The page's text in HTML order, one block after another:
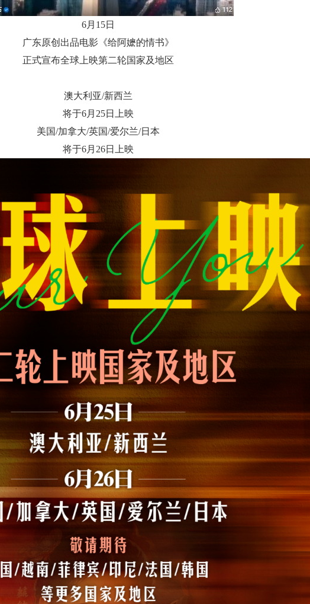
6月15日
广东原创出品电影《给阿嬷的情书》
正式宣布全球上映第二轮国家及地区
澳大利亚/新西兰
将于6月25日上映
美国/加拿大/英国/爱尔兰/日本
将于6月26日上映